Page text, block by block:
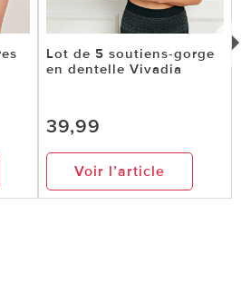
Lot de 5 soutiens-gorge
en dentelle Vivadia
39,99
Voir l’article